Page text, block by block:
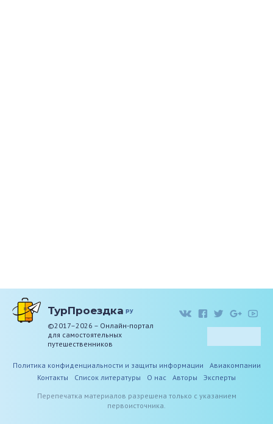
ТурПроездка ру
©2017–2026 – Онлайн-портал
для самостоятельных
путешественников
Политика конфиденциальности и защиты информации
Авиакомпании
Контакты
Список литературы О нас Авторы
Эксперты
Перепечатка материалов разрешена только с указанием
первоисточника.